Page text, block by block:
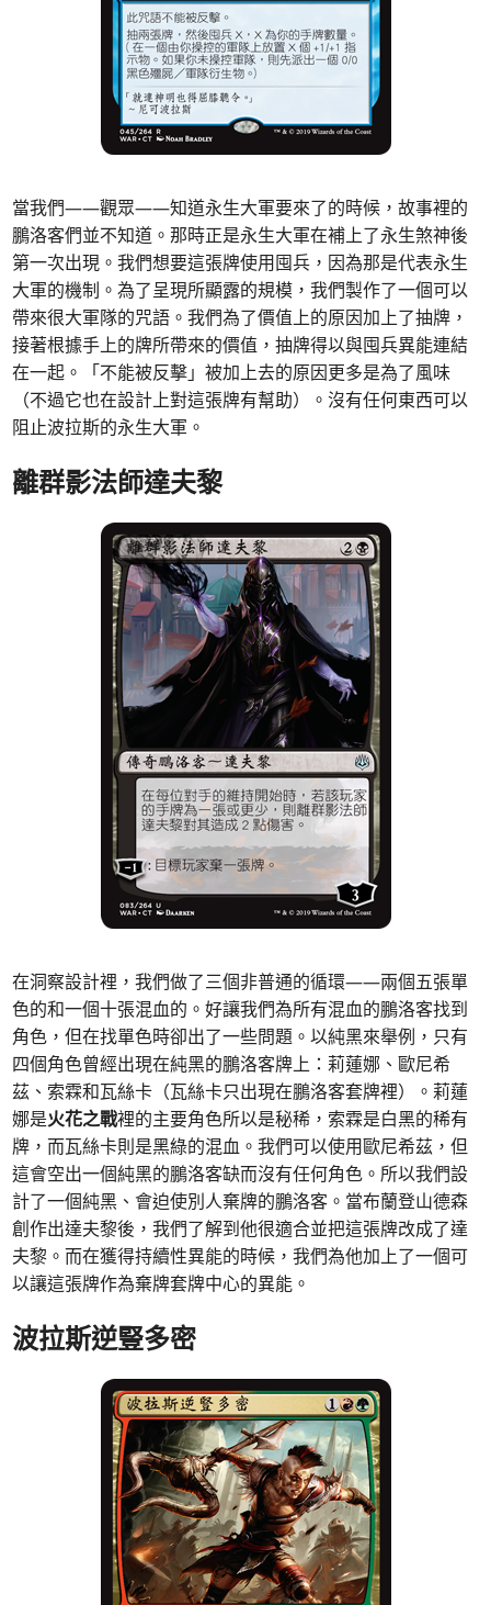
當我們——觀眾——知道永生大軍要來了的時候，故事裡的
鵬洛客們並不知道。那時正是永生大軍在補上了永生煞神後
第一次出現。我們想要這張牌使用囤兵，因為那是代表永生
大軍的機制。為了呈現所顯露的規模，我們製作了一個可以
帶來很大軍隊的咒語。我們為了價值上的原因加上了抽牌，
接著根據手上的牌所帶來的價值，抽牌得以與囤兵異能連結
在一起。「不能被反擊」被加上去的原因更多是為了風味
（不過它也在設計上對這張牌有幫助）。沒有任何東西可以
阻止波拉斯的永生大軍。
離群影法師達夫黎
在洞察設計裡，我們做了三個非普通的循環——兩個五張單
色的和一個十張混血的。好讓我們為所有混血的鵬洛客找到
角色，但在找單色時卻出了一些問題。以純黑來舉例，只有
四個角色曾經出現在純黑的鵬洛客牌上：莉蓮娜、歐尼希
茲、索霖和瓦絲卡（瓦絲卡只出現在鵬洛客套牌裡）。莉蓮
娜是火花之戰裡的主要角色所以是秘稀，索霖是白黑的稀有
牌，而瓦絲卡則是黑綠的混血。我們可以使用歐尼希茲，但
這會空出一個純黑的鵬洛客缺而沒有任何角色。所以我們設
計了一個純黑、會迫使別人棄牌的鵬洛客。當布蘭登山德森
創作出達夫黎後，我們了解到他很適合並把這張牌改成了達
夫黎。而在獲得持續性異能的時候，我們為他加上了一個可
以讓這張牌作為棄牌套牌中心的異能。
波拉斯逆豎多密